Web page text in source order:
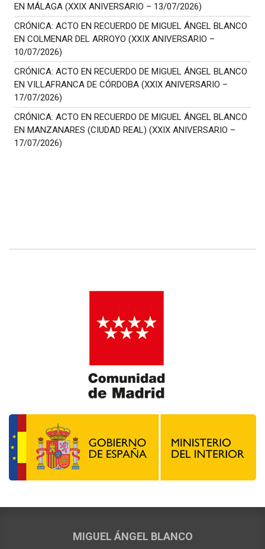
EN MÁLAGA (XXIX ANIVERSARIO – 13/07/2026)
CRÓNICA: ACTO EN RECUERDO DE MIGUEL ÁNGEL BLANCO
EN COLMENAR DEL ARROYO (XXIX ANIVERSARIO –
10/07/2026)
CRÓNICA: ACTO EN RECUERDO DE MIGUEL ÁNGEL BLANCO
EN VILLAFRANCA DE CÓRDOBA (XXIX ANIVERSARIO –
17/07/2026)
CRÓNICA: ACTO EN RECUERDO DE MIGUEL ÁNGEL BLANCO
EN MANZANARES (CIUDAD REAL) (XXIX ANIVERSARIO –
17/07/2026)
MIGUEL ÁNGEL BLANCO